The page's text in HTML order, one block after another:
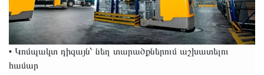
• Կոմպակտ դիզայն՝ նեղ տարածքներում աշխատելու
համար